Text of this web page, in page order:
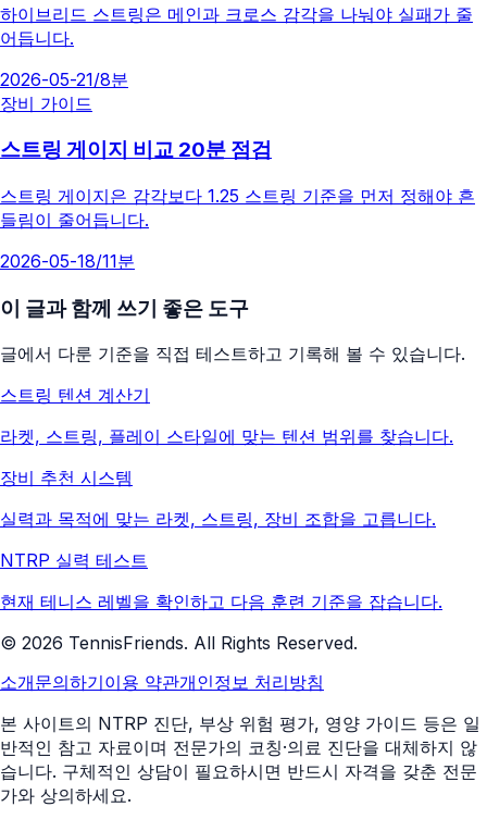
하이브리드 스트링은 메인과 크로스 감각을 나눠야 실패가 줄
어듭니다.
2026-05-21/8분
장비 가이드
스트링 게이지 비교 20분 점검
스트링 게이지은 감각보다 1.25 스트링 기준을 먼저 정해야 흔
들림이 줄어듭니다.
2026-05-18/11분
이 글과 함께 쓰기 좋은 도구
글에서 다룬 기준을 직접 테스트하고 기록해 볼 수 있습니다.
스트링 텐션 계산기
라켓, 스트링, 플레이 스타일에 맞는 텐션 범위를 찾습니다.
장비 추천 시스템
실력과 목적에 맞는 라켓, 스트링, 장비 조합을 고릅니다.
NTRP 실력 테스트
현재 테니스 레벨을 확인하고 다음 훈련 기준을 잡습니다.
© 2026 TennisFriends. All Rights Reserved.
소개문의하기이용 약관개인정보 처리방침
본 사이트의 NTRP 진단, 부상 위험 평가, 영양 가이드 등은 일
반적인 참고 자료이며 전문가의 코칭·의료 진단을 대체하지 않
습니다. 구체적인 상담이 필요하시면 반드시 자격을 갖춘 전문
가와 상의하세요.